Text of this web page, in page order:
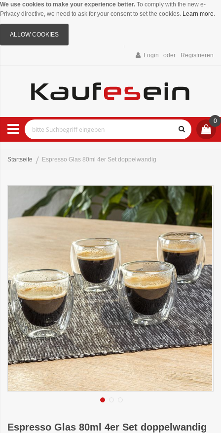
We use cookies to make your experience better. To comply with the new e-
Privacy directive, we need to ask for your consent to set the cookies. Learn more.
ALLOW COOKIES
Login Registrieren
0
Startseite Espresso Glas 80ml 4er Set doppelwandig
Espresso Glas 80ml 4er Set doppelwandig